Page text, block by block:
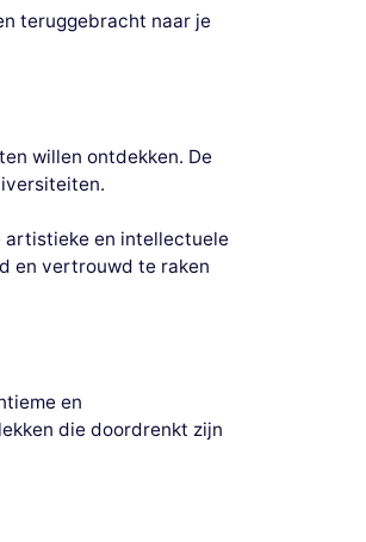
teruggebracht naar je
willen ontdekken. De
artistieke en intellectuele
en vertrouwd te raken
en
die doordrenkt zijn